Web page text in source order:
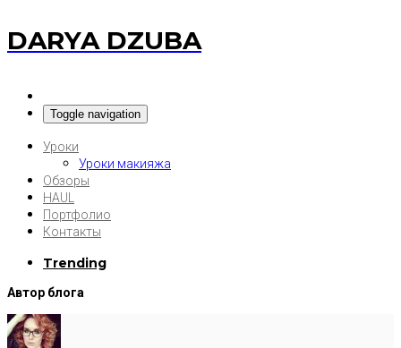
DARYA DZUBA
Toggle navigation
Уроки
Уроки макияжа
Обзоры
HAUL
Портфолио
Контакты
Trending
Автор блога